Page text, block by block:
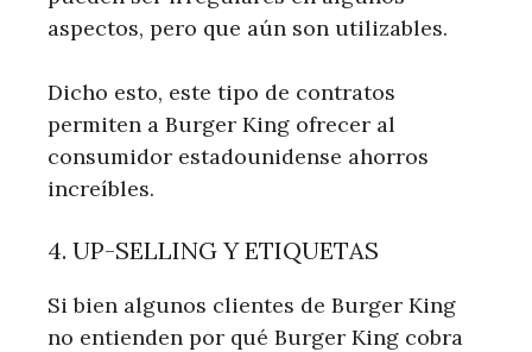
aspectos, pero que aún son utilizables.
Dicho esto, este tipo de contratos
permiten a Burger King ofrecer al
consumidor estadounidense ahorros
increíbles.
4. UP-SELLING Y ETIQUETAS
Si bien algunos clientes de Burger King
no entienden por qué Burger King cobra